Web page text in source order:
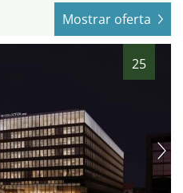
Mostrar oferta
25